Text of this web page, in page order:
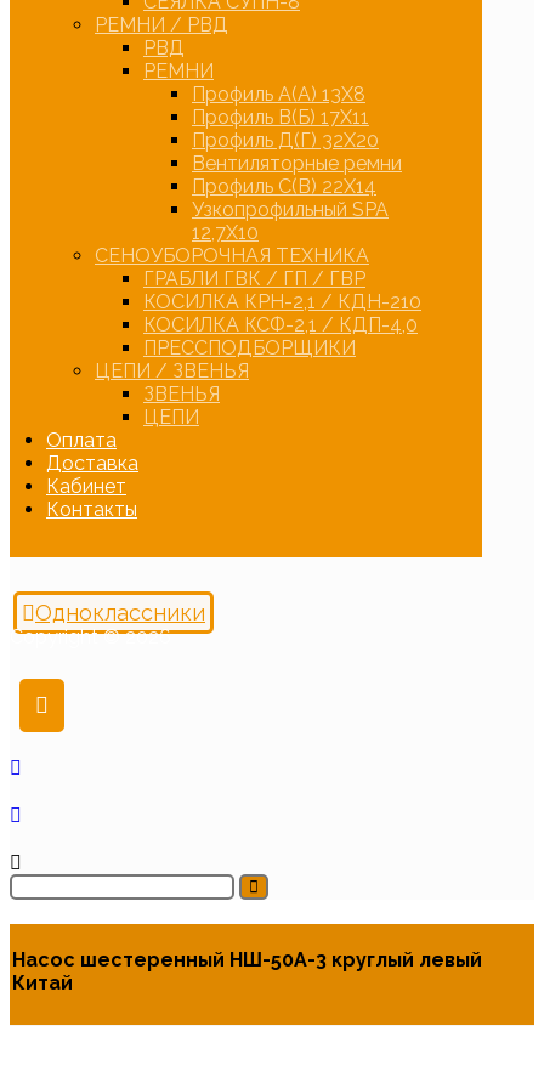
РЕМНИ / РВД
РВД
РЕМНИ
Профиль А(А) 13Х8
Профиль В(Б) 17Х11
Профиль Д(Г) 32Х20
Вентиляторные ремни
Профиль С(В) 22Х14
Узкопрофильный SPA
12,7Х10
СЕНОУБОРОЧНАЯ ТЕХНИКА
ГРАБЛИ ГВК / ГП / ГВР
КОСИЛКА КРН-2,1 / КДН-210
КОСИЛКА КСФ-2,1 / КДП-4,0
ПРЕССПОДБОРЩИКИ
ЦЕПИ / ЗВЕНЬЯ
ЗВЕНЬЯ
ЦЕПИ
Оплата
Доставка
Кабинет
Контакты
Одноклассники
Copyright © 2026
Насос шестеренный НШ-50А-3 круглый левый
Китай